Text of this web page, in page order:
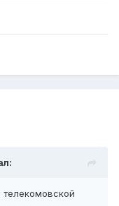
телекомовской